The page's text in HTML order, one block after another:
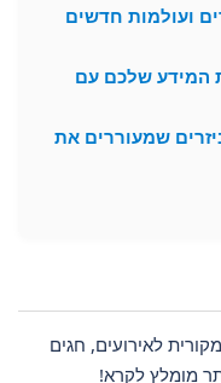
ועולמות חדשים
המידע שלכם עם
שמעוררים את
לאירועים, חגים
מומלץ לקרא!